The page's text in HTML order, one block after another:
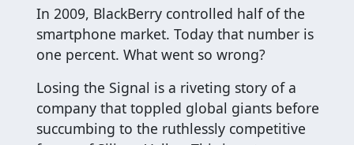
In 2009, BlackBerry controlled half of the
smartphone market. Today that number is
one percent. What went so wrong?
Losing the Signal is a riveting story of a
company that toppled global giants before
succumbing to the ruthlessly competitive